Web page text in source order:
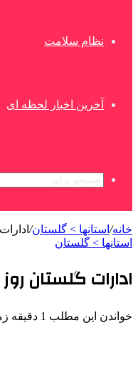
نظام سلامت
آخرین اخبار لحظه ای
خانه/ استانها > گلستان/
استانها > گلستان
ادارات گلستان
خواندن این مطلب 1 دقیقه زمان میبرد